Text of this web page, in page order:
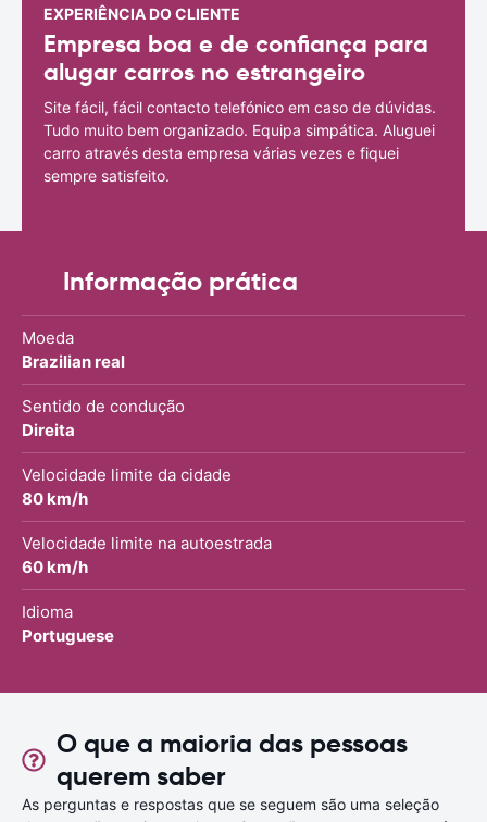
EXPERIÊNCIA DO CLIENTE
Empresa boa e de confiança para
alugar carros no estrangeiro
Site fácil, fácil contacto telefónico em caso de dúvidas.
Tudo muito bem organizado. Equipa simpática. Aluguei
carro através desta empresa várias vezes e fiquei
sempre satisfeito.
Informação prática
Moeda
Brazilian real
Sentido de condução
Direita
Velocidade limite da cidade
80 km/h
Velocidade limite na autoestrada
60 km/h
Idioma
Portuguese
O que a maioria das pessoas
querem saber
As perguntas e respostas que se seguem são uma seleção